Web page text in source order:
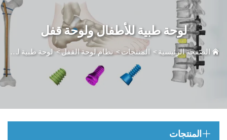
لوحة طبية للأطفال ولوحة قفل
الصفحة الرئيسية >المنتجات>نظام لوحة القفل> لوحة طبية للأطفال ولوحة قفل
المنتجات